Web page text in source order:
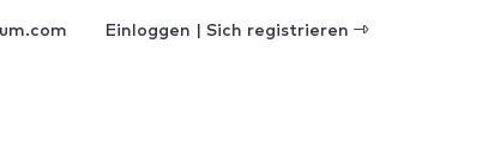
Einloggen | Sich registrieren